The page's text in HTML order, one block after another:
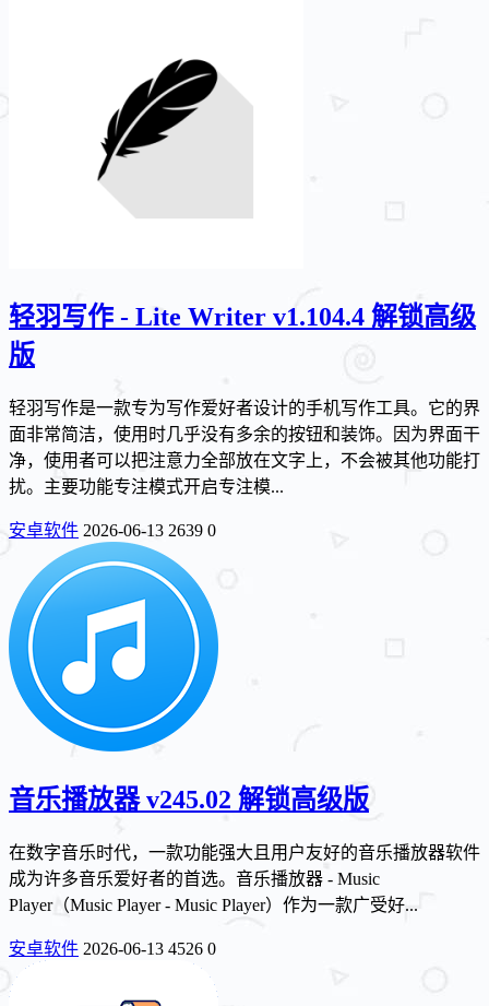
轻羽写作 - Lite Writer v1.104.4 解锁高级
版
轻羽写作是一款专为写作爱好者设计的手机写作工具。它的界
面非常简洁，使用时几乎没有多余的按钮和装饰。因为界面干
净，使用者可以把注意力全部放在文字上，不会被其他功能打
扰。主要功能专注模式开启专注模...
安卓软件 2026-06-13 2639 0
音乐播放器 v245.02 解锁高级版
在数字音乐时代，一款功能强大且用户友好的音乐播放器软件
成为许多音乐爱好者的首选。音乐播放器 - Music
Player（Music Player - Music Player）作为一款广受好...
安卓软件 2026-06-13 4526 0